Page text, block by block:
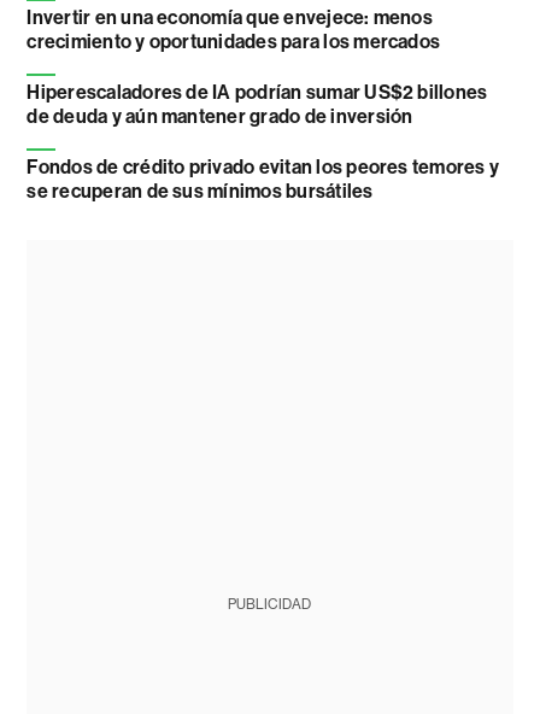
Invertir en una economía que envejece: menos
crecimiento y oportunidades para los mercados
Hiperescaladores de IA podrían sumar US$2 billones
de deuda y aún mantener grado de inversión
Fondos de crédito privado evitan los peores temores y
se recuperan de sus mínimos bursátiles
PUBLICIDAD